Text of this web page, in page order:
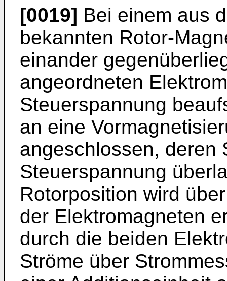
[0019] Bei einem aus
bekannten Rotor-
einander
angeordneten
Steuerspannung
an eine
angeschlossen, deren
Steuerspannung
Rotorposition wird
der Elektromagneten
durch die beiden
Ströme über